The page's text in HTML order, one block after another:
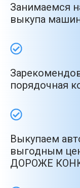
Занимаемся
выкупа
порядочная
Выкупаем
выгодным
ДОРОЖЕ